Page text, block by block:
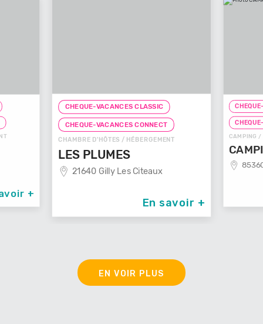
CLASSIC
CONNECT
/ HÉBERGEMENT
En savoir +
CHEQUE-VACANCES CLASSIC
CHEQUE-VACANCES CONNECT
CAMPING / HÉBERGEMENT
CAMPING BELLEVUE
85360 La Tranche Sur Mer
En savoir +
EN VOIR PLUS